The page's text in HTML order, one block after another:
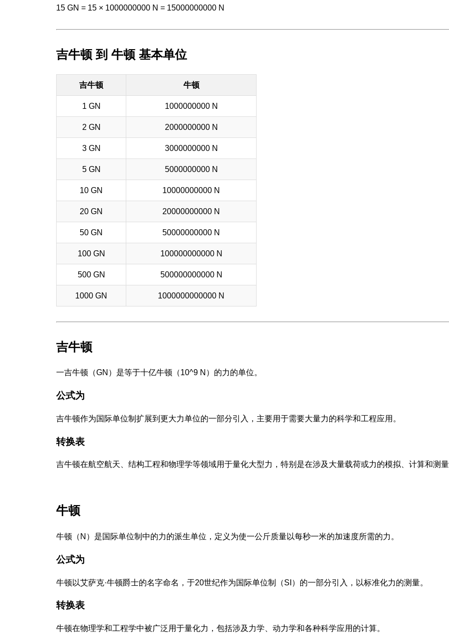
15 GN = 15 × 1000000000 N = 15000000000 N
吉牛顿 到 牛顿 基本单位
吉牛顿 牛顿
1 GN 1000000000 N
2 GN 2000000000 N
3 GN 3000000000 N
5 GN 5000000000 N
10 GN 10000000000 N
20 GN 20000000000 N
50 GN 50000000000 N
100 GN 100000000000 N
500 GN 500000000000 N
1000 GN 1000000000000 N
吉牛顿
一吉牛顿（GN）是等于十亿牛顿（10^9 N）的力的单位。
公式为
吉牛顿作为国际单位制扩展到更大力单位的一部分引入，主要用于需要大量力的科学和工程应用。
转换表
吉牛顿在航空航天、结构工程和物理学等领域用于量化大型力，特别是在涉及大量载荷或力的模拟、计算和测
牛顿
牛顿（N）是国际单位制中的力的派生单位，定义为使一公斤质量以每秒一米的加速度所需的力。
公式为
牛顿以艾萨克·牛顿爵士的名字命名，于20世纪作为国际单位制（SI）的一部分引入，以标准化力的测量。
转换表
牛顿在物理学和工程学中被广泛用于量化力，包括涉及力学、动力学和各种科学应用的计算。